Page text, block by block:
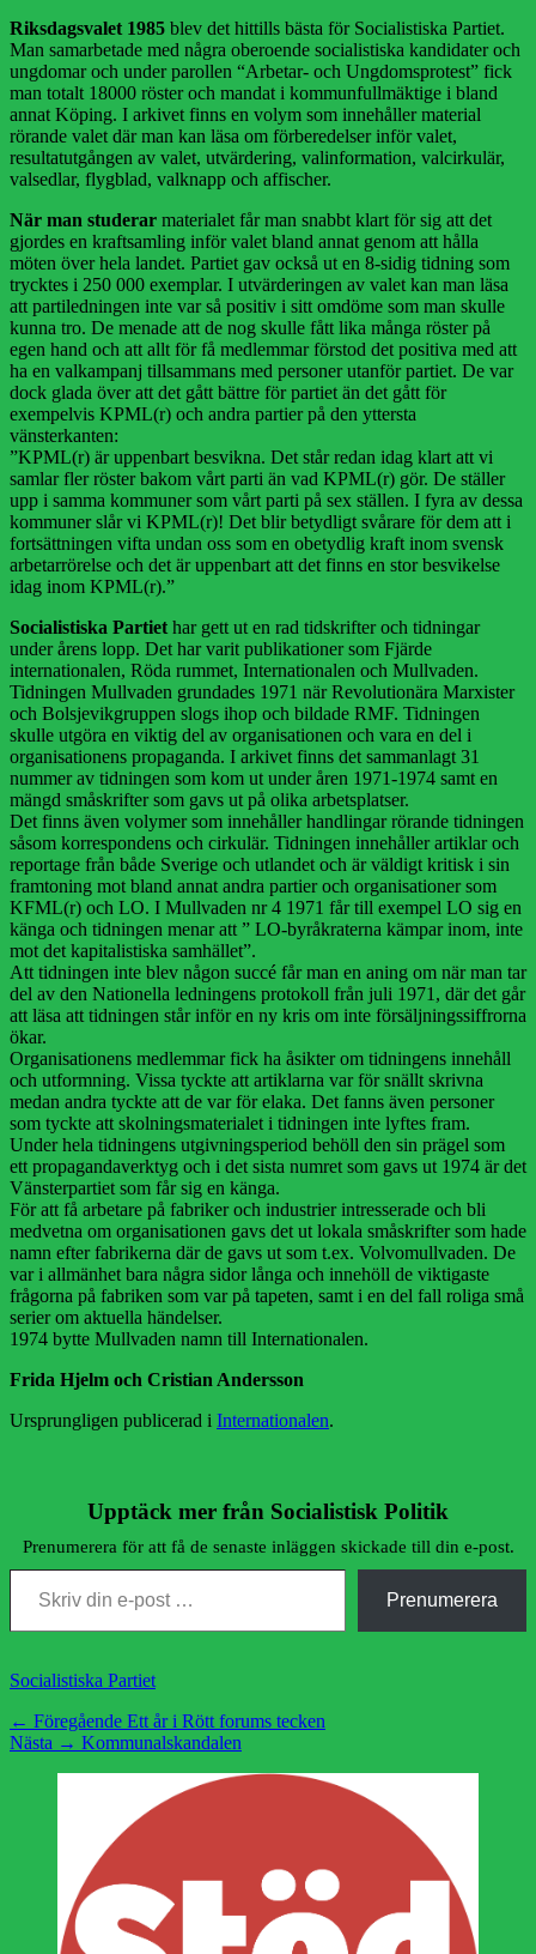
Riksdagsvalet 1985 blev det hittills bästa för Socialistiska Partiet.
Man samarbetade med några oberoende socialistiska kandidater och
ungdomar och under parollen “Arbetar- och Ungdomsprotest” fick
man totalt 18000 röster och mandat i kommunfullmäktige i bland
annat Köping. I arkivet finns en volym som innehåller material
rörande valet där man kan läsa om förberedelser inför valet,
resultatutgången av valet, utvärdering, valinformation, valcirkulär,
valsedlar, flygblad, valknapp och affischer.
När man studerar materialet får man snabbt klart för sig att det
gjordes en kraftsamling inför valet bland annat genom att hålla
möten över hela landet. Partiet gav också ut en 8-sidig tidning som
trycktes i 250 000 exemplar. I utvärderingen av valet kan man läsa
att partiledningen inte var så positiv i sitt omdöme som man skulle
kunna tro. De menade att de nog skulle fått lika många röster på
egen hand och att allt för få medlemmar förstod det positiva med att
ha en valkampanj tillsammans med personer utanför partiet. De var
dock glada över att det gått bättre för partiet än det gått för
exempelvis KPML(r) och andra partier på den yttersta
vänsterkanten:
”KPML(r) är uppenbart besvikna. Det står redan idag klart att vi
samlar fler röster bakom vårt parti än vad KPML(r) gör. De ställer
upp i samma kommuner som vårt parti på sex ställen. I fyra av dessa
kommuner slår vi KPML(r)! Det blir betydligt svårare för dem att i
fortsättningen vifta undan oss som en obetydlig kraft inom svensk
arbetarrörelse och det är uppenbart att det finns en stor besvikelse
idag inom KPML(r).”
Socialistiska Partiet har gett ut en rad tidskrifter och tidningar
under årens lopp. Det har varit publikationer som Fjärde
internationalen, Röda rummet, Internationalen och Mullvaden.
Tidningen Mullvaden grundades 1971 när Revolutionära Marxister
och Bolsjevikgruppen slogs ihop och bildade RMF. Tidningen
skulle utgöra en viktig del av organisationen och vara en del i
organisationens propaganda. I arkivet finns det sammanlagt 31
nummer av tidningen som kom ut under åren 1971-1974 samt en
mängd småskrifter som gavs ut på olika arbetsplatser.
Det finns även volymer som innehåller handlingar rörande tidningen
såsom korrespondens och cirkulär. Tidningen innehåller artiklar och
reportage från både Sverige och utlandet och är väldigt kritisk i sin
framtoning mot bland annat andra partier och organisationer som
KFML(r) och LO. I Mullvaden nr 4 1971 får till exempel LO sig en
känga och tidningen menar att ” LO-byråkraterna kämpar inom, inte
mot det kapitalistiska samhället”.
Att tidningen inte blev någon succé får man en aning om när man tar
del av den Nationella ledningens protokoll från juli 1971, där det går
att läsa att tidningen står inför en ny kris om inte försäljningssiffrorna
ökar.
Organisationens medlemmar fick ha åsikter om tidningens innehåll
och utformning. Vissa tyckte att artiklarna var för snällt skrivna
medan andra tyckte att de var för elaka. Det fanns även personer
som tyckte att skolningsmaterialet i tidningen inte lyftes fram.
Under hela tidningens utgivningsperiod behöll den sin prägel som
ett propagandaverktyg och i det sista numret som gavs ut 1974 är det
Vänsterpartiet som får sig en känga.
För att få arbetare på fabriker och industrier intresserade och bli
medvetna om organisationen gavs det ut lokala småskrifter som hade
namn efter fabrikerna där de gavs ut som t.ex. Volvomullvaden. De
var i allmänhet bara några sidor långa och innehöll de viktigaste
frågorna på fabriken som var på tapeten, samt i en del fall roliga små
serier om aktuella händelser.
1974 bytte Mullvaden namn till Internationalen.
Frida Hjelm och Cristian Andersson
Ursprungligen publicerad i Internationalen.
Upptäck mer från Socialistisk Politik
Prenumerera för att få de senaste inläggen skickade till din e-post.
Skriv din e-post …
Prenumerera
Kategorier
Socialistiska Partiet
Inläggsnavigering
← Föregående Föregående
inlägg:
Ett år i Rött forums tecken
Nästa → Nästa
Kommunalskandalen